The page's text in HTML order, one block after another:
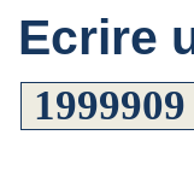
Ecrire